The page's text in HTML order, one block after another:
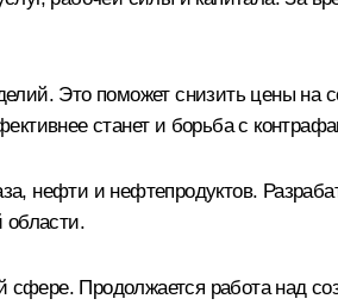
Это поможет снизить цены
станет и борьба с
нефти и нефтепродуктов.
области.
Продолжается работа над